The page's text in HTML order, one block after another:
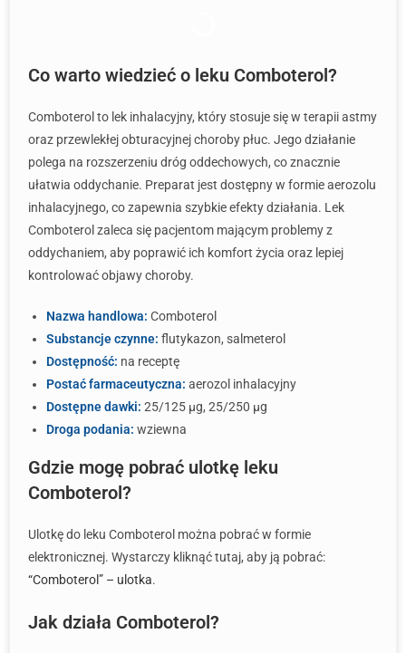
Co warto wiedzieć o leku Comboterol?
Comboterol to lek inhalacyjny, który stosuje się w terapii astmy
oraz przewlekłej obturacyjnej choroby płuc. Jego działanie
polega na rozszerzeniu dróg oddechowych, co znacznie
ułatwia oddychanie. Preparat jest dostępny w formie aerozolu
inhalacyjnego, co zapewnia szybkie efekty działania. Lek
Comboterol zaleca się pacjentom mającym problemy z
oddychaniem, aby poprawić ich komfort życia oraz lepiej
kontrolować objawy choroby.
Nazwa handlowa: Comboterol
Substancje czynne: flutykazon, salmeterol
Dostępność: na receptę
Postać farmaceutyczna: aerozol inhalacyjny
Dostępne dawki: 25/125 µg, 25/250 µg
Droga podania: wziewna
Gdzie mogę pobrać ulotkę leku
Comboterol?
Ulotkę do leku Comboterol można pobrać w formie
elektronicznej. Wystarczy kliknąć tutaj, aby ją pobrać:
“Comboterol” – ulotka.
Jak działa Comboterol?